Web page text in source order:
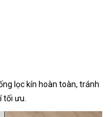
lọc kín hoàn toàn, tránh
tối ưu.